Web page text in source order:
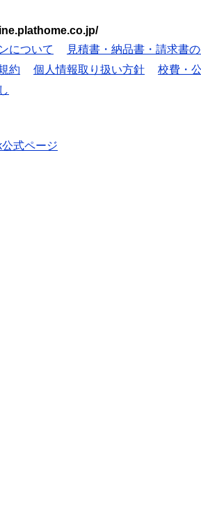
について 見積書・納品書・請求書
約 個人情報取り扱い方針 校費・
式ページ